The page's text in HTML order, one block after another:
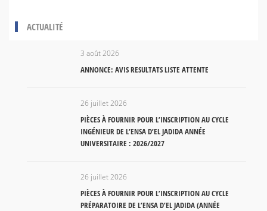
ACTUALITÉ
3 août 2026
ANNONCE: AVIS RESULTATS LISTE ATTENTE
26 juillet 2026
PIÈCES À FOURNIR POUR L’INSCRIPTION AU CYCLE
INGÉNIEUR DE L’ENSA D’EL JADIDA ANNÉE
UNIVERSITAIRE : 2026/2027
26 juillet 2026
PIÈCES À FOURNIR POUR L’INSCRIPTION AU CYCLE
PRÉPARATOIRE DE L’ENSA D’EL JADIDA (ANNÉE